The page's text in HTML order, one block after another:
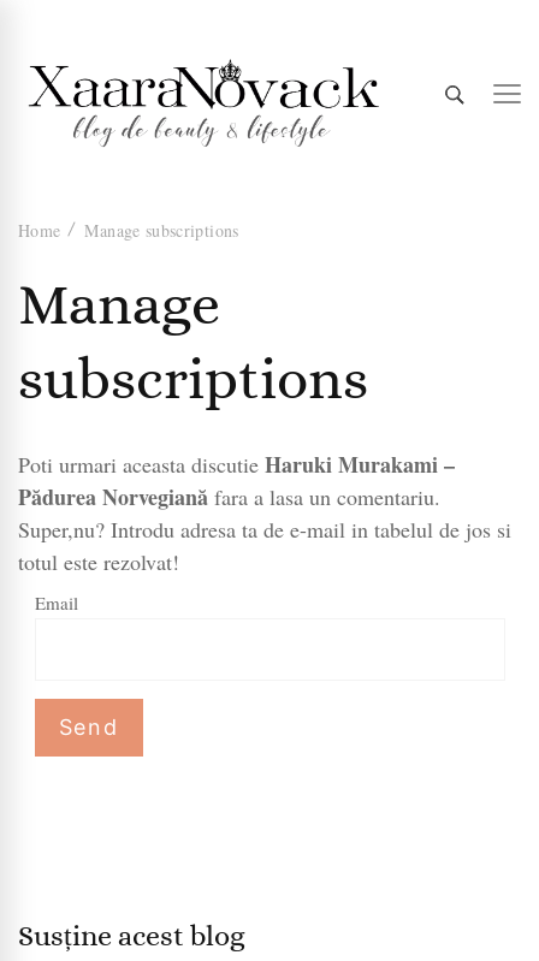
Xaara
Novack
Home Manage subscriptions
Manage
subscriptions
Poti urmari aceasta discutie Haruki Murakami –
Pădurea Norvegiană fara a lasa un comentariu.
Super,nu? Introdu adresa ta de e-mail in tabelul de jos si
totul este rezolvat!
Email
Susține acest blog